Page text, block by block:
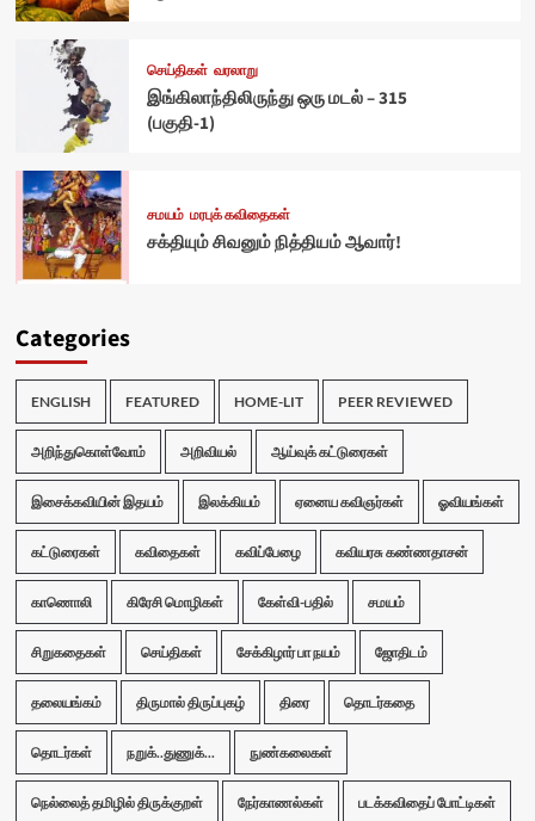
செய்திகள் வரலாறு
இங்கிலாந்திலிருந்து ஒரு மடல் – 315
(பகுதி-1)
சமயம் மரபுக் கவிதைகள்
சக்தியும் சிவனும் நித்தியம் ஆவார்!
Categories
ENGLISH FEATURED HOME-LIT PEER REVIEWED
அறிந்துகொள்வோம் அறிவியல் ஆய்வுக் கட்டுரைகள்
இசைக்கவியின் இதயம் இலக்கியம் ஏனைய கவிஞர்கள் ஓவியங்கள்
கட்டுரைகள் கவிதைகள் கவிப்பேழை கவியரசு கண்ணதாசன்
காணொலி கிரேசி மொழிகள் கேள்வி-பதில் சமயம்
சிறுகதைகள் செய்திகள் சேக்கிழார் பா நயம் ஜோதிடம்
தலையங்கம் திருமால் திருப்புகழ் திரை தொடர்கதை
தொடர்கள் நறுக்..துணுக்... நுண்கலைகள்
நெல்லைத் தமிழில் திருக்குறள் நேர்காணல்கள் படக்கவிதைப் போட்டிகள்